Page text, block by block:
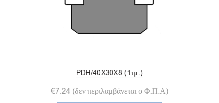
PDH/40X30X8 (1τμ.)
€7.24 (δεν περιλαμβάνεται ο Φ.Π.Α)